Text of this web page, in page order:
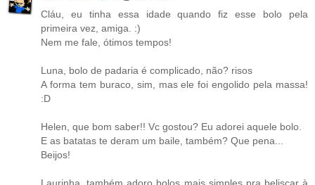
Cláu, eu tinha essa idade quando fiz esse bolo pela
primeira vez, amiga. :)
Nem me fale, ótimos tempos!
Luna, bolo de padaria é complicado, não? risos
A forma tem buraco, sim, mas ele foi engolido pela massa!
:D
Helen, que bom saber!! Vc gostou? Eu adorei aquele bolo.
E as batatas te deram um baile, também? Que pena...
Beijos!